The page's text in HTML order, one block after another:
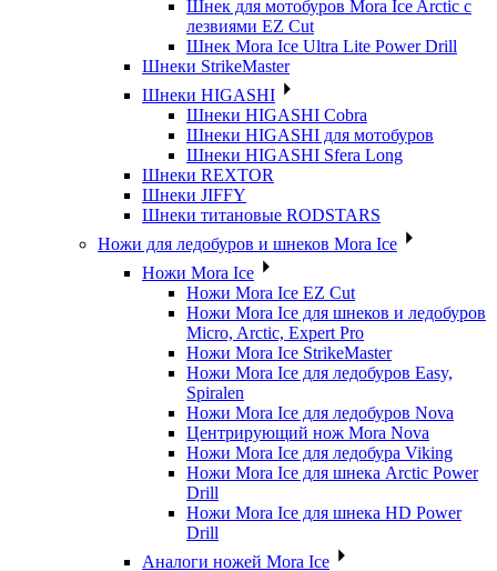
Шнек для мотобуров Mora Ice Arctic с
лезвиями EZ Cut
Шнек Mora Ice Ultra Lite Power Drill
Шнеки StrikeMaster
Шнеки HIGASHI
Шнеки HIGASHI Cobra
Шнеки HIGASHI для мотобуров
Шнеки HIGASHI Sfera Long
Шнеки REXTOR
Шнеки JIFFY
Шнеки титановые RODSTARS
Ножи для ледобуров и шнеков Mora Ice
Ножи Mora Ice
Ножи Mora Ice EZ Cut
Ножи Mora Ice для шнеков и ледобуров
Micro, Arctic, Expert Pro
Ножи Mora Ice StrikeMaster
Ножи Mora Ice для ледобуров Easy,
Spiralen
Ножи Mora Ice для ледобуров Nova
Центрирующий нож Mora Nova
Ножи Mora Ice для ледобура Viking
Ножи Mora Ice для шнека Arctic Power
Drill
Ножи Mora Ice для шнека HD Power
Drill
Аналоги ножей Mora Ice